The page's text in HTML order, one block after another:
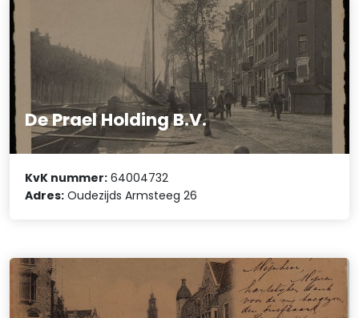
De Prael Holding B.V.
KvK nummer: 64004732
Adres: Oudezijds Armsteeg 26